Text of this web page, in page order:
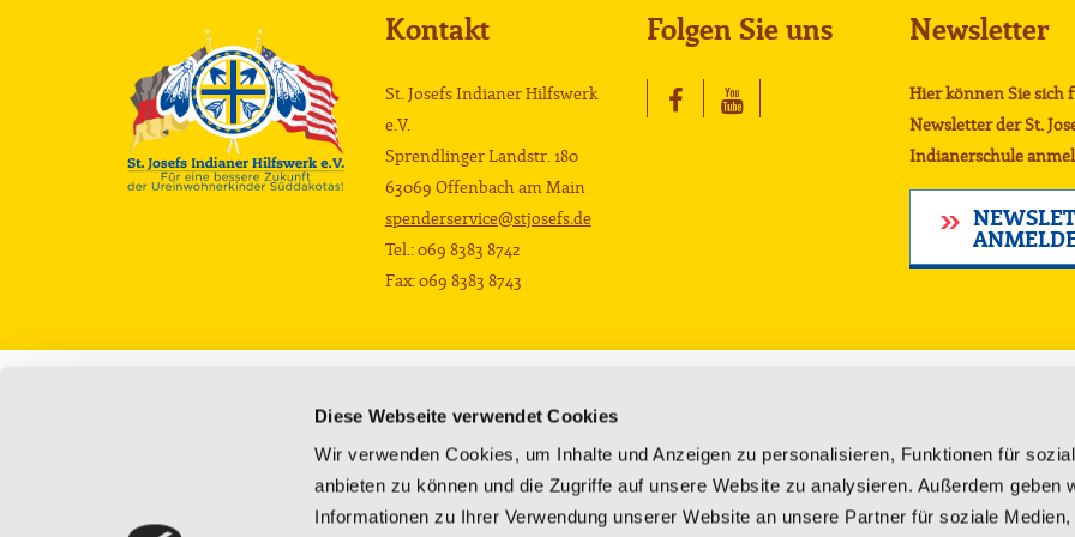
Diese Webseite verwendet Cookies
Wir verwenden Cookies, um Inhalte und Anzeigen zu personalisieren, Funktionen für
anbieten zu können und die Zugriffe auf unsere Website zu analysieren. Außerdem geben
Informationen zu Ihrer Verwendung unserer Website an unsere Partner für soziale Medien,
Kontakt
St. Josefs Indianer Hilfswerk
e.V.
Sprendlinger Landstr. 180
63069 Offenbach am Main
spenderservice@stjosefs.de
Tel.: 069 8383 8742
Fax: 069 8383 8743
Folgen Sie uns Newsletter
Hier können Sie sich
Newsletter der St.
Indianerschule
Was die Projekte bewirken
Die Kinder
Schulbildung
Betreuung und Versorgung
Bücherbus
Reservate
Sagen und Legenden
Geschichte der Lakota
Vorstand
Unsere